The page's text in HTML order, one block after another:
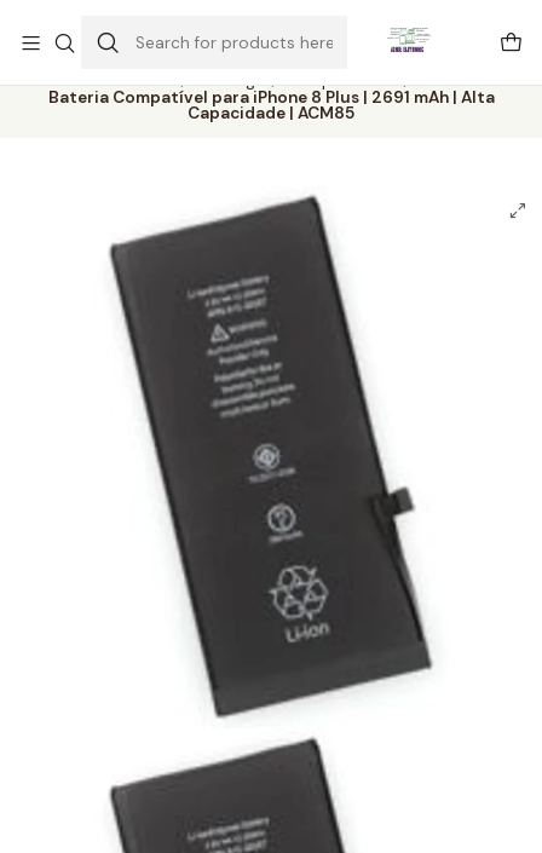
Home Catálogo
Componentes
Bateria Compatível para iPhone 8 Plus | 2691 mAh | Alta
Capacidade | ACM85